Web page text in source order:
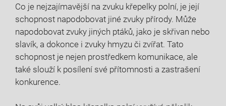
Co je nejzajímavější na zvuku křepelky polní, je její
schopnost napodobovat jiné zvuky přírody. Může
napodobovat zvuky jiných ptáků, jako je skřivan nebo
slavík, a dokonce i zvuky hmyzu či zvířat. Tato
schopnost je nejen prostředkem komunikace, ale
také slouží k posílení své přítomnosti a zastrašení
konkurence.